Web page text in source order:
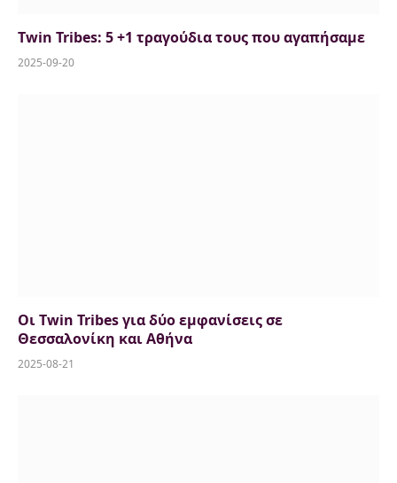
Twin Tribes: 5 +1 τραγούδια τους που αγαπήσαμε
2025-09-20
Οι Twin Tribes για δύο εμφανίσεις σε
Θεσσαλονίκη και Αθήνα
2025-08-21